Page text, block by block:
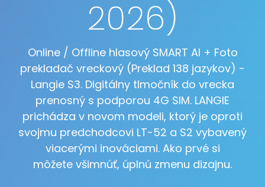
2026)
Online / Offline hlasový SMART AI + Foto
prekladač vreckový (Preklad 138 jazykov) -
Langie S3. Digitálny tlmočník do vrecka
prenosný s podporou 4G SIM. LANGIE
prichádza v novom modeli, ktorý je oproti
svojmu predchodcovi LT-52 a S2 vybavený
viacerými inováciami. Ako prvé si
môžete všimnúť, úplnú zmenu dizajnu.